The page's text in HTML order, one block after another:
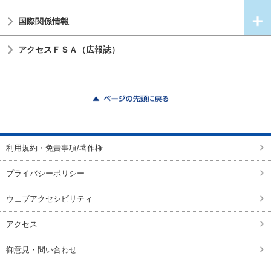
国際関係情報
アクセスＦＳＡ（広報誌）
利用規約・免責事項/著作権
プライバシーポリシー
ウェブアクセシビリティ
アクセス
御意見・問い合わせ